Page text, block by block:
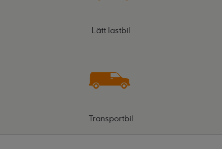
Lätt lastbil
Transportbil